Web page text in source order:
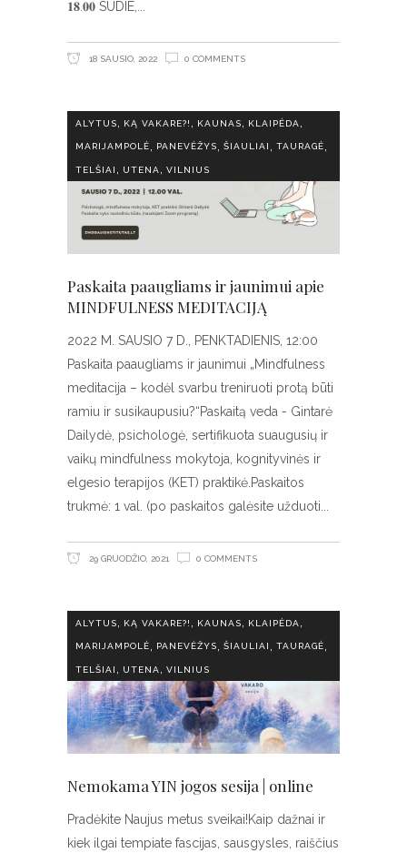
𝟏𝟖.𝟎𝟎 SUDIE,
18 SAUSIO, 2022 0 COMMENTS
ALYTUS KĄ VAKARE?! KAUNAS KLAIPĖDA
MARIJAMPOLĖ PANEVĖŽYS ŠIAULIAI TAURAGĖ
TELŠIAI , UTENA, VILNIUS
Paskaita paaugliams ir jaunimui apie
MINDFULNESS MEDITACIJĄ
2022 M. SAUSIO 7 D., PENKTADIENIS, 12:00
Paskaita paaugliams ir jaunimui „Mindfulness
meditacija – kodėl svarbu treniruoti protą būti
ramiu ir susikaupusiu?“Paskaitą veda - Gintarė
Dailydė, psichologė, sertifikuota suaugusių ir
vaikų mindfulness mokytoja, kognityvinės ir
elgesio terapijos (KET) praktikė.Paskaitos
trukmė: 1 val. (po paskaitos galėsite užduoti
29 GRUODŽIO, 2021 0 COMMENTS
ALYTUS KĄ VAKARE?! KAUNAS KLAIPĖDA
MARIJAMPOLĖ PANEVĖŽYS ŠIAULIAI TAURAGĖ
TELŠIAI , UTENA, VILNIUS
Nemokama YIN jogos sesija | online
Pradėkite Naujus metus sveikai!Kaip dažnai ir
kiek ilgai tempiate fascijas, sausgysles, raiščius